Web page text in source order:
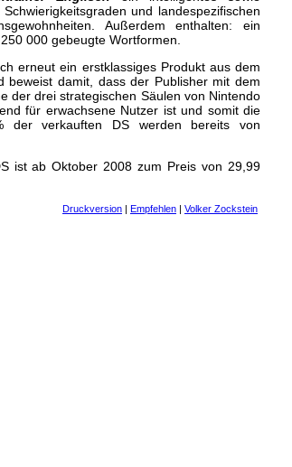
und landespezifischen
Außerdem enthalten: ein
000 gebeugte Wortformen.
erneut ein erstklassiges Produkt aus dem
beweist damit, dass der Publisher mit dem
der drei strategischen Säulen von Nintendo
für erwachsene Nutzer ist und somit die
der verkauften DS werden bereits von
ist ab Oktober 2008 zum Preis von 29,99
Druckversion | Empfehlen | Volker Zockstein